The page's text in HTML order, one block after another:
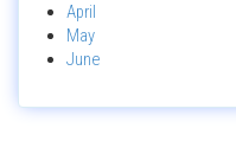
April
May
June